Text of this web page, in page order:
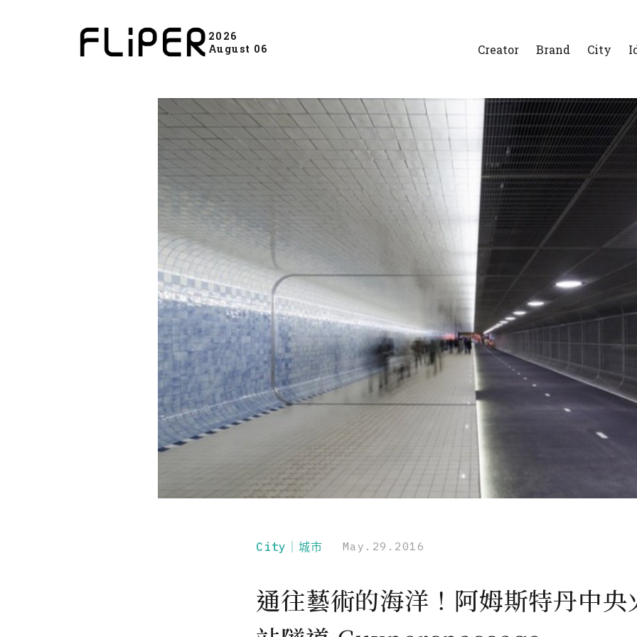
2026
August 06
Creator Brand City
City｜城市 May.29.2016
通往藝術的海洋！阿姆斯特丹中央